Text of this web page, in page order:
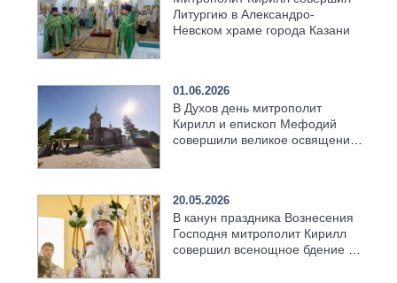
Литургию в Александро-
Невском храме города Казани
01.06.2026
В Духов день митрополит
Кирилл и епископ Мефодий
совершили великое освящение
20.05.2026
В канун праздника Вознесения
Господня митрополит Кирилл
совершил всенощное бдение в